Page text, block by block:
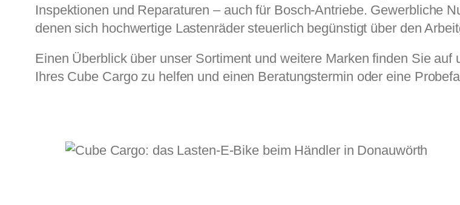
Inspektionen und Reparaturen – auch für Bosch-Antriebe. Gewerbliche
denen sich hochwertige Lastenräder steuerlich begünstigt über den
Einen Überblick über unser Sortiment und weitere Marken finden Sie
Ihres Cube Cargo zu helfen und einen Beratungstermin oder eine